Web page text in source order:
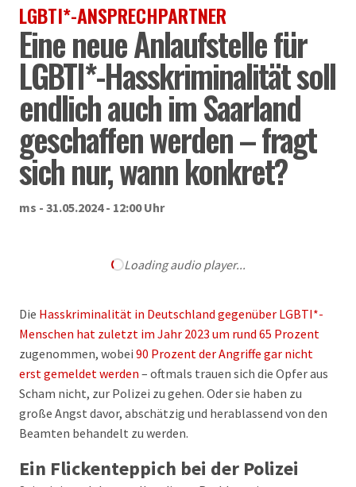
LGBTI*-ANSPRECHPARTNER
Eine neue Anlaufstelle für
LGBTI*-Hasskriminalität soll
endlich auch im Saarland
geschaffen werden – fragt
sich nur, wann konkret?
ms - 31.05.2024 - 12:00 Uhr
Loading audio player...
Die Hasskriminalität in Deutschland gegenüber LGBTI*-
Menschen hat zuletzt im Jahr 2023 um rund 65 Prozent
zugenommen, wobei 90 Prozent der Angriffe gar nicht
erst gemeldet werden – oftmals trauen sich die Opfer aus
Scham nicht, zur Polizei zu gehen. Oder sie haben zu
große Angst davor, abschätzig und herablassend von den
Beamten behandelt zu werden.
Ein Flickenteppich bei der Polizei